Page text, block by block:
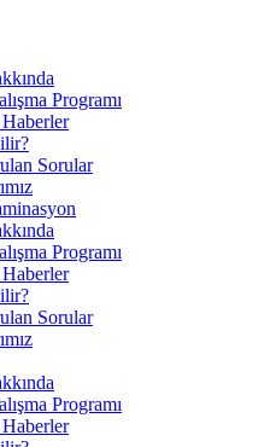
Programı
Sorular
Programı
Sorular
Programı